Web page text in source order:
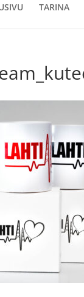
TARINA